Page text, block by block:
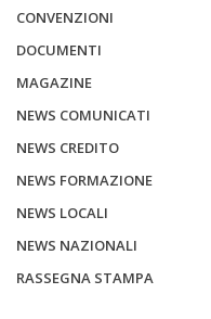
CONVENZIONI
DOCUMENTI
MAGAZINE
NEWS COMUNICATI
NEWS CREDITO
NEWS FORMAZIONE
NEWS LOCALI
NEWS NAZIONALI
RASSEGNA STAMPA